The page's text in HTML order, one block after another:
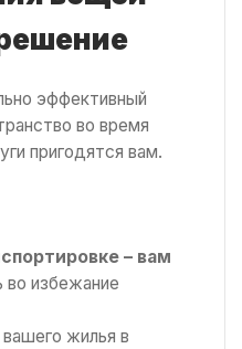
эффективный
во время
пригодятся вам.
– вам
во избежание
жилья в